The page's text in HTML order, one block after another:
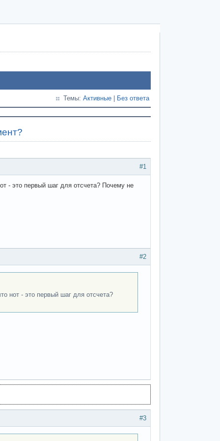
Темы: Активные Без ответа
#1
- это первый шаг для отсчета? Почему не
#2
нот - это первый шаг для отсчета?
#3